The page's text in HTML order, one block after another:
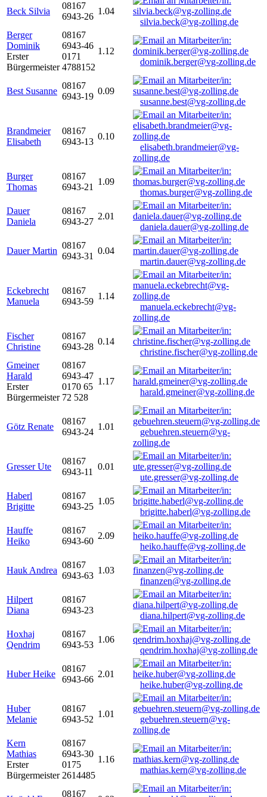
Beck Silvia
08167
6943-26
1.04
silvia.beck@vg-zolling.de
Berger
Dominik
Erster
Bürgermeister
08167
6943-46
0171
4788152
1.12
dominik.berger@vg-zolling.de
Best Susanne
08167
6943-19
0.09
susanne.best@vg-zolling.de
Brandmeier
Elisabeth
08167
6943-13
0.10
elisabeth.brandmeier@vg-
zolling.de
Burger
Thomas
08167
6943-21
1.09
thomas.burger@vg-zolling.de
Dauer
Daniela
08167
6943-27
2.01
daniela.dauer@vg-zolling.de
Dauer Martin
08167
6943-31
0.04
martin.dauer@vg-zolling.de
Eckebrecht
Manuela
08167
6943-59
1.14
manuela.eckebrecht@vg-
zolling.de
Fischer
Christine
08167
6943-28
0.14
christine.fischer@vg-zolling.de
Gmeiner
Harald
Erster
Bürgermeister
08167
6943-47
0170 65
72 528
1.17
harald.gmeiner@vg-zolling.de
Götz Renate
08167
6943-24
1.01
gebuehren.steuern@vg-
zolling.de
Gresser Ute
08167
6943-11
0.01
ute.gresser@vg-zolling.de
Haberl
Brigitte
08167
6943-25
1.05
brigitte.haberl@vg-zolling.de
Hauffe
Heiko
08167
6943-60
2.09
heiko.hauffe@vg-zolling.de
Hauk Andrea
08167
6943-63
1.03
finanzen@vg-zolling.de
Hilpert
Diana
08167
6943-23
diana.hilpert@vg-zolling.de
Hoxhaj
Qendrim
08167
6943-53
1.06
qendrim.hoxhaj@vg-zolling.de
Huber Heike
08167
6943-66
2.01
heike.huber@vg-zolling.de
Huber
Melanie
08167
6943-52
1.01
gebuehren.steuern@vg-
zolling.de
Kern
Mathias
Erster
Bürgermeister
08167
6943-30
0175
2614485
1.16
mathias.kern@vg-zolling.de
08167